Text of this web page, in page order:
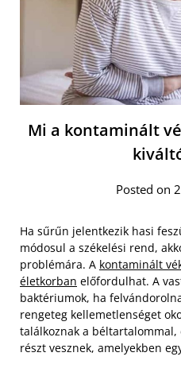
Mi a kontaminált
Posted on
Ha sűrűn jelentkezik hasi
módosul a székelési rend,
problémára. A kontaminált
életkorban előfordulhat. A
baktériumok, ha
rengeteg kellemetlenséget
találkoznak a
részt vesznek, amelyekben